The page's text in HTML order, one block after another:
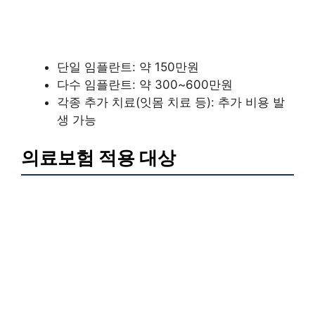
단일 임플란트: 약 150만원
다수 임플란트: 약 300~600만원
각종 추가 치료(잇몸 치료 등): 추가 비용 발
생 가능
의료보험 적용 대상